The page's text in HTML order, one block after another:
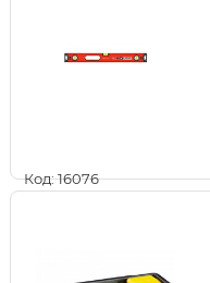
Код: 16076